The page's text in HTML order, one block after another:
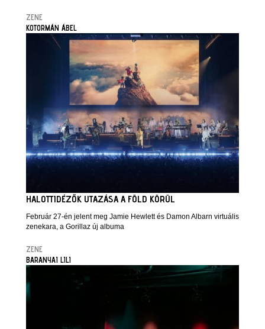
ZENE
KOTORMÁN ÁBEL
HALOTTIDÉZŐK UTAZÁSA A FÖLD KÖRÜL
Február 27-én jelent meg Jamie Hewlett és Damon Albarn virtuális
zenekara, a Gorillaz új albuma
ZENE
BARANYAI LILI